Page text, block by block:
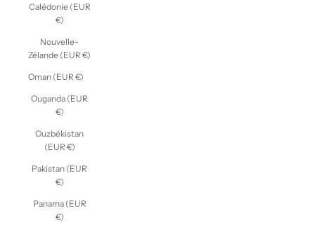
Calédonie (EUR
€)
Nouvelle-
Zélande (EUR €)
Oman (EUR €)
Ouganda (EUR
€)
Ouzbékistan
(EUR €)
Pakistan (EUR
€)
Panama (EUR
€)